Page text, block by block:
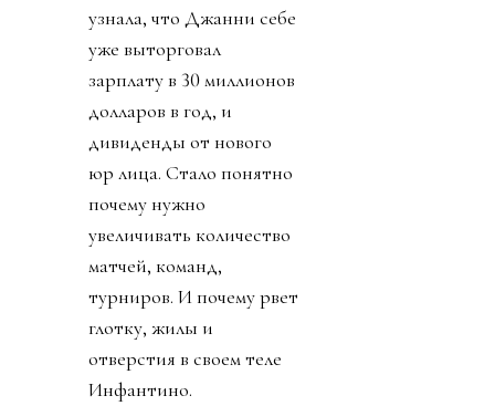
узнала, что Джанни себе
уже выторговал
зарплату в 30 миллионов
долларов в год, и
дивиденды от нового
юр лица. Стало понятно
почему нужно
увеличивать количество
матчей, команд,
турниров. И почему рвет
глотку, жилы и
отверстия в своем теле
Инфантино.